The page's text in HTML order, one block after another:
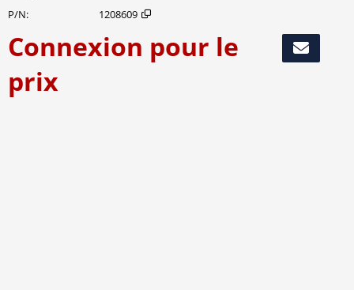
P/N
1208609
Connexion pour le
prix
Ajouter au